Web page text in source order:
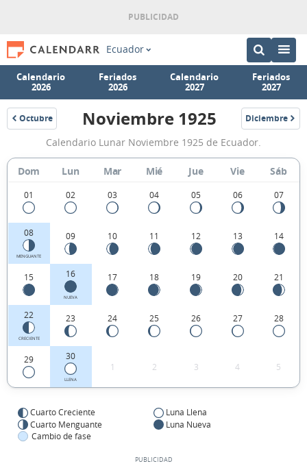
Ecuador
Calendario
2026
Feriados
2026
Calendario
2027
Feriados
2027
Octubre
1925
Calendario
Lunar
Noviembre
1925
de
Ecuador.
Noviembre 1925 Diciembre
1925
Calendario Lunar Noviembre 1925 de Ecuador.
Dom Lun Mar Mié Jue Vie Sáb
01 02 03 04 05 06 07
08
MENGUANTE
09 10 11 12 13 14
15 16
NUEVA
17 18 19 20 21
22
CRECIENTE
23 24 25 26 27 28
29 30
LLENA
1 2 3 4 5
Cuarto Creciente
Luna Llena
Cuarto Menguante
Luna Nueva
Cambio de fase